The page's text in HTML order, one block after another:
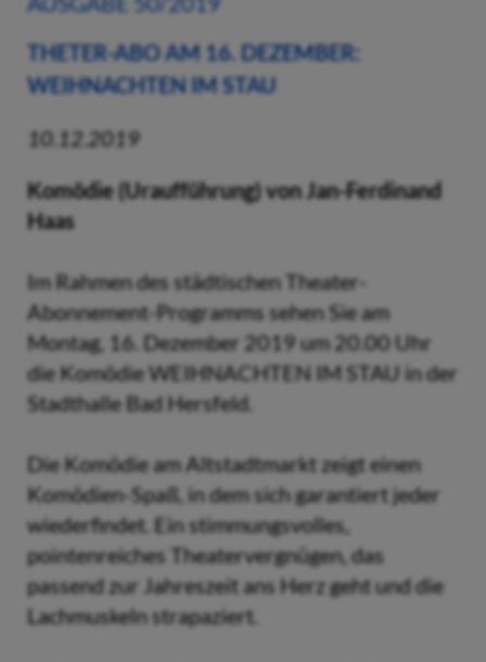
THETER-ABO AM 16. DEZEMBER:
WEIHNACHTEN IM STAU
10.12.2019
Komödie (Uraufführung) von Jan-Ferdinand
Haas
Im Rahmen des städtischen Theater-
Abonnement-Programms sehen Sie am
Montag, 16. Dezember 2019 um 20.00 Uhr
die Komödie WEIHNACHTEN IM STAU in der
Stadthalle Bad Hersfeld.
Die Komödie am Altstadtmarkt zeigt einen
Komödien-Spaß, in dem sich garantiert jeder
wiederfindet. Ein stimmungsvolles,
pointenreiches Theatervergnügen, das
passend zur Jahreszeit ans Herz geht und die
Lachmuskeln strapaziert.